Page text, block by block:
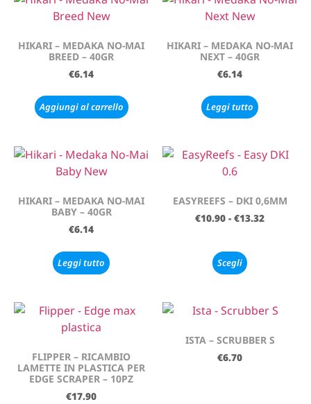
HIKARI – MEDAKA NO-MAI
BREED – 40GR
€6.14
Aggiungi al carrello
HIKARI – MEDAKA NO-MAI
NEXT – 40GR
€6.14
Leggi tutto
HIKARI – MEDAKA NO-MAI
BABY – 40GR
€6.14
Leggi tutto
EASYREEFS – DKI 0,6MM
€10.90 - €13.32
Scegli
FLIPPER – RICAMBIO
LAMETTE IN PLASTICA PER
EDGE SCRAPER – 10PZ
€17.90
ISTA – SCRUBBER S
€6.70